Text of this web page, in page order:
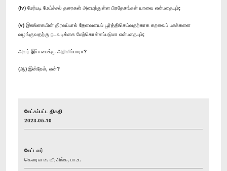
(iv) மேற்படி மேய்ச்சல் தரைகள் அமைந்துள்ள பிரதேசங்கள் யாவை என்பதையும்;
(v) இலங்கையின் திரவப்பால் தேவையைப் பூர்த்திசெய்வதற்காக கறவைப் பசுக்களை
வழங்குவதற்கு நடவடிக்கை மேற்கொள்ளப்படுமா என்பதையும்;
அவர் இச்சபைக்கு அறிவிப்பாரா?
(ஆ) இன்றேல், ஏன்?
கேட்கப்பட்ட திகதி
2023-05-10
கேட்டவர்
கௌரவ டீ. வீரசிங்க, பா.உ.